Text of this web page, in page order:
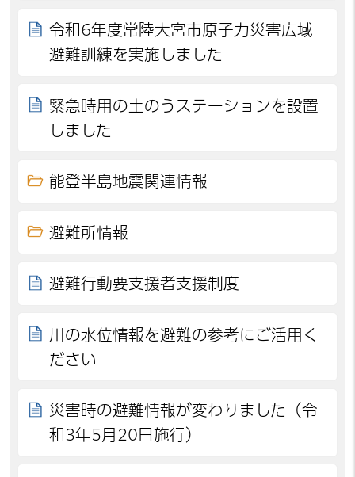
令和6年度常陸大宮市原子力災害広域
避難訓練を実施しました
緊急時用の土のうステーションを設置
しました
能登半島地震関連情報
避難所情報
避難行動要支援者支援制度
川の水位情報を避難の参考にご活用く
ださい
災害時の避難情報が変わりました（令
和3年5月20日施行）